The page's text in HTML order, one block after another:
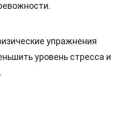
упражнения
уровень стресса и